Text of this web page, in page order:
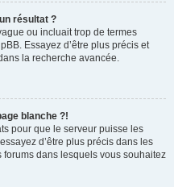
résultat ?
ou incluait trop de termes
Essayez d’être plus précis et
la recherche avancée.
blanche ?!
pour que le serveur puisse les
d’être plus précis dans les
dans lesquels vous souhaitez